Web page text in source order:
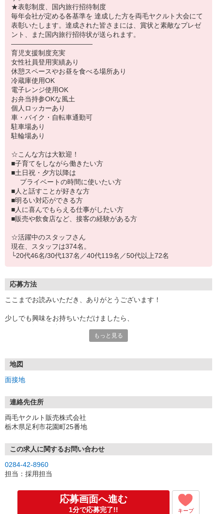
★表彰制度、国内旅行招待制度
毎年会社が定める各基準を 達成した方を両毛ヤクルト大会にて
表彰いたします。達成された皆さまには、賞状と素敵なプレゼ
ント、また国内旅行招待状が送られます。
――――――――――――
育児支援制度充実
女性社員登用実績あり
休憩スペースやお昼を食べる場所あり
冷蔵庫使用OK
電子レンジ使用OK
お弁当持参OKな風土
個人ロッカーあり
車・バイク・自転車通勤可
駐車場あり
駐輪場あり
☆こんな方は大歓迎！
■子育てをしながら働きたい方
■土日祝・夕方以降は
プライベートの時間に使いたい方
■人と話すことが好きな方
■明るい対応ができる方
■人に喜んでもらえる仕事がしたい方
■販売や飲食店など、接客の経験がある方
☆活躍中のスタッフさん
現在、スタッフは374名。
└20代46名/30代137名／40代119名／50代以上72名
応募方法
ここまでお読みいただき、ありがとうございます！
少しでも興味をお持ちいただけましたら、
「保育料無料で働きたい」「子育てを応援してくれる会社がいい」
たくさんの「ありがとう」を届けるお仕事をはじめませんか？
■応募
内容を確認し、3営業日以内には、ご連絡をします。
まずは、センター（職場）見学・お仕事説明で不安や疑問を解消
し、『働きたい！』と思ったら面接へ。
■面接（1回）
面接には、履歴書を持参でお越しください。
ご不明点や不安な点を解消しながら、フランクにできればと思って
ます。
■内定・採用
一緒にがんばりましょう！※入社日は相談に応じます。
もっと見る
地図
面接地
連絡先住所
両毛ヤクルト販売株式会社
栃木県足利市花園町25番地
この求人に関するお問い合わせ
0284-42-8960
担当：採用担当
応募画面へ進む
1分で応募完了!! キープ